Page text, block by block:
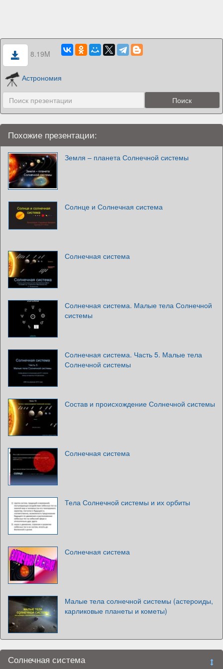
8.19M
Астрономия
Похожие презентации:
Земля – планета Солнечной системы
Солнце и Солнечная система
Солнечная система
Солнечная система. Малые тела Солнечной
системы
Солнечная система. Часть 5. Малые тела
Солнечной системы
Состав и происхождение Солнечной системы
Солнечная система
Тела Солнечной системы и их орбиты
Солнечная система
Малые тела солнечной системы (астероиды,
карликовые планеты и кометы)
Солнечная система